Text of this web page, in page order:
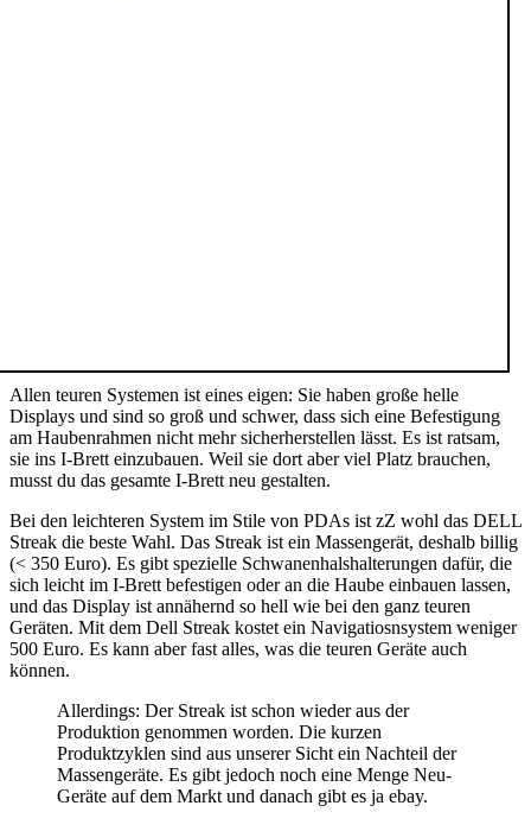
Allen teuren Systemen ist eines eigen: Sie haben große helle
Displays und sind so groß und schwer, dass sich eine Befestigung
am Haubenrahmen nicht mehr sicherherstellen lässt. Es ist ratsam,
sie ins I-Brett einzubauen. Weil sie dort aber viel Platz brauchen,
musst du das gesamte I-Brett neu gestalten.
Bei den leichteren System im Stile von PDAs ist zZ wohl das DELL
Streak die beste Wahl. Das Streak ist ein Massengerät, deshalb billig
(< 350 Euro). Es gibt spezielle Schwanenhalshalterungen dafür, die
sich leicht im I-Brett befestigen oder an die Haube einbauen lassen,
und das Display ist annähernd so hell wie bei den ganz teuren
Geräten. Mit dem Dell Streak kostet ein Navigatiosnsystem weniger
500 Euro. Es kann aber fast alles, was die teuren Geräte auch
können.
Allerdings: Der Streak ist schon wieder aus der
Produktion genommen worden. Die kurzen
Produktzyklen sind aus unserer Sicht ein Nachteil der
Massengeräte. Es gibt jedoch noch eine Menge Neu-
Geräte auf dem Markt und danach gibt es ja ebay.